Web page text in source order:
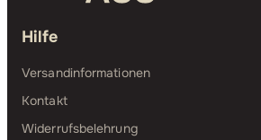
Hilfe
Versandinformationen
Kontakt
Widerrufsbelehrung